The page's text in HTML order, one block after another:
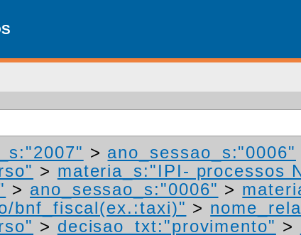
> ano_sessao_s:"0006"
> materia_s:"IPI- processos
> ano_sessao_s:"0006" >
bnf_fiscal(ex.:taxi)" >
> decisao_txt:"provimento" >